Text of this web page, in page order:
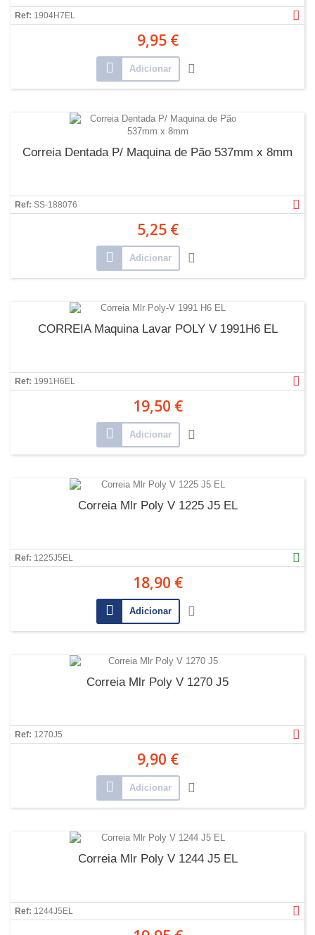
Ref: 1904H7EL
9,95 €
Adicionar
Correia Dentada P/ Maquina de Pão 537mm x 8mm
Ref: SS-188076
5,25 €
Adicionar
CORREIA Maquina Lavar POLY V 1991H6 EL
Ref: 1991H6EL
19,50 €
Adicionar
Correia Mlr Poly V 1225 J5 EL
Ref: 1225J5EL
18,90 €
Adicionar
Correia Mlr Poly V 1270 J5
Ref: 1270J5
9,90 €
Adicionar
Correia Mlr Poly V 1244 J5 EL
Ref: 1244J5EL